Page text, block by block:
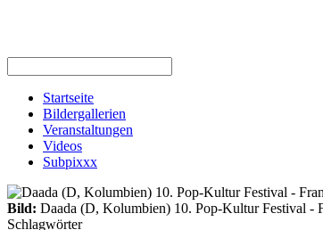
Startseite
Bildergallerien
Veranstaltungen
Videos
Subpixxx
Bild: Daada (D, Kolumbien) 10. Pop-Kultur Festival -
Schlagwörter